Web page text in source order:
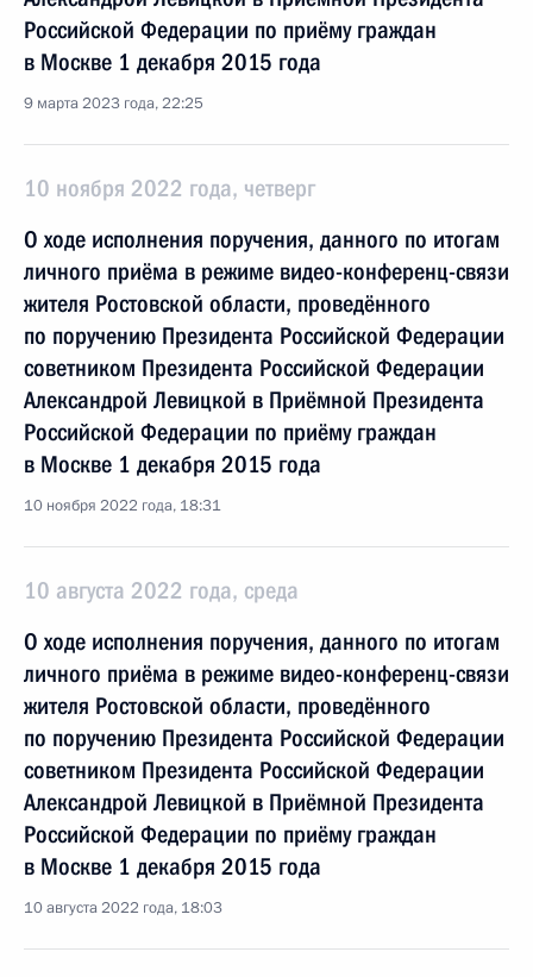
Российской Федерации по приёму граждан
в Москве 1 декабря 2015 года
9 марта 2023 года, 22:25
10 ноября 2022 года, четверг
О ходе исполнения поручения, данного по итогам
личного приёма в режиме видео-конференц-связи
жителя Ростовской области, проведённого
по поручению Президента Российской Федерации
советником Президента Российской Федерации
Александрой Левицкой в Приёмной Президента
Российской Федерации по приёму граждан
в Москве 1 декабря 2015 года
10 ноября 2022 года, 18:31
10 августа 2022 года, среда
О ходе исполнения поручения, данного по итогам
личного приёма в режиме видео-конференц-связи
жителя Ростовской области, проведённого
по поручению Президента Российской Федерации
советником Президента Российской Федерации
Александрой Левицкой в Приёмной Президента
Российской Федерации по приёму граждан
в Москве 1 декабря 2015 года
10 августа 2022 года, 18:03